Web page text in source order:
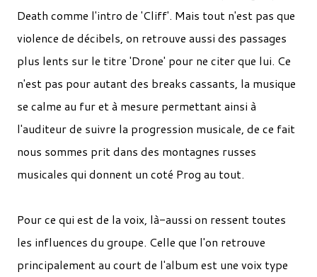
Death comme l'intro de 'Cliff'. Mais tout n'est pas que
violence de décibels, on retrouve aussi des passages
plus lents sur le titre 'Drone' pour ne citer que lui. Ce
n'est pas pour autant des breaks cassants, la musique
se calme au fur et à mesure permettant ainsi à
l'auditeur de suivre la progression musicale, de ce fait
nous sommes prit dans des montagnes russes
musicales qui donnent un coté Prog au tout.
Pour ce qui est de la voix, là-aussi on ressent toutes
les influences du groupe. Celle que l'on retrouve
principalement au court de l'album est une voix type